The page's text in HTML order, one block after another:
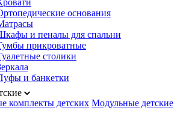
основания
и пеналы для спальни
прикроватные
столики
и банкетки
комплекты детских Модульные детские